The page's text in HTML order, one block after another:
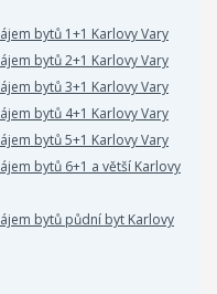
bytů 1+1 Karlovy Vary
bytů 2+1 Karlovy Vary
bytů 3+1 Karlovy Vary
bytů 4+1 Karlovy Vary
bytů 5+1 Karlovy Vary
bytů 6+1 a větší Karlovy
bytů půdní byt Karlovy